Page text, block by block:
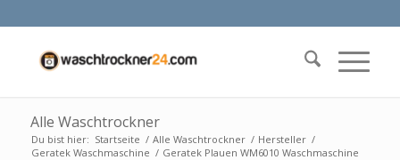
Alle Waschtrockner
Du bist hier: Startseite / Alle Waschtrockner / Hersteller /
Geratek Waschmaschine / Geratek Plauen WM6010 Waschmaschine